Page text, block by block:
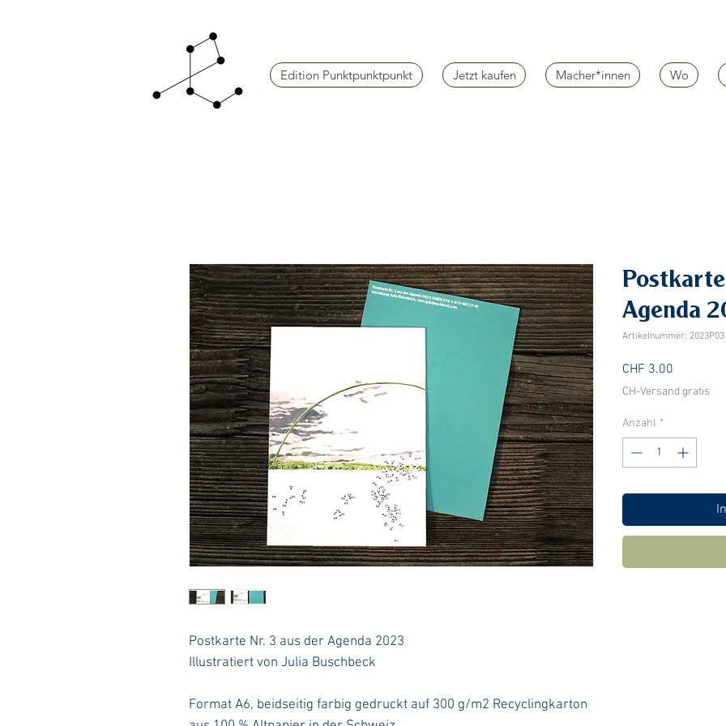
Edition Punktpunktpunkt Jetzt kaufen Macher*innen Wo
Postkarte Nr. 3 aus der Agenda 2023
Illustratiert von Julia Buschbeck
Format A6, beidseitig farbig gedruckt auf 300 g/m2 Recyclingkarton
Agenda
Artikelnummer: 2023P03
CHF 3.00Preis
CH-Versand gratis
Anzahl *